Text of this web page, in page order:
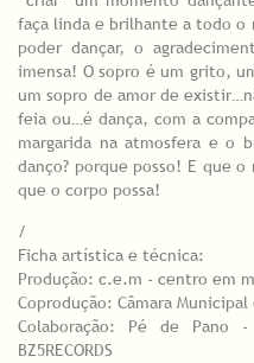
faça linda e brilhante a todo o
poder dançar, o
imensa! O sopro é um grito,
um sopro de amor de
feia ou…é dança, com a
margarida na atmosfera e o
danço? porque posso! E que
que o corpo possa!
/
Ficha artística e técnica:
Produção: c.e.m - centro em
Coprodução: Câmara
Colaboração: Pé de Pano
BZ5RECORDS